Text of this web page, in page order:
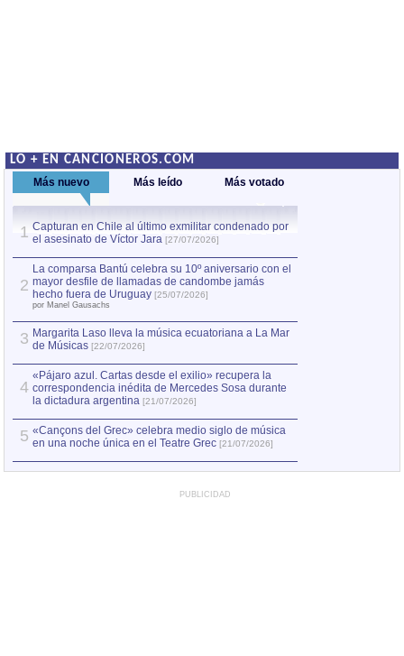
LO + EN CANCIONEROS.COM
Más nuevo Más leído Más votado
1 Capturan en Chile al último exmilitar condenado por
el asesinato de Víctor Jara [27/07/2026]
2
La comparsa Bantú celebra su 10º aniversario con el
mayor desfile de llamadas de candombe jamás
hecho fuera de Uruguay [25/07/2026]
por Manel Gausachs
3 Margarita Laso lleva la música ecuatoriana a La Mar
de Músicas [22/07/2026]
4
«Pájaro azul. Cartas desde el exilio» recupera la
correspondencia inédita de Mercedes Sosa durante
la dictadura argentina [21/07/2026]
5 «Cançons del Grec» celebra medio siglo de música
en una noche única en el Teatre Grec [21/07/2026]
PUBLICIDAD